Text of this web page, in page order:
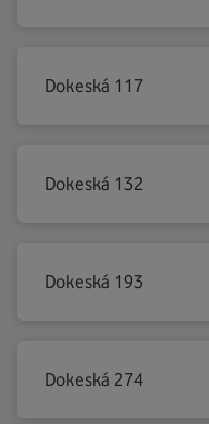
Dokeská 117
Dokeská 132
Dokeská 193
Dokeská 274